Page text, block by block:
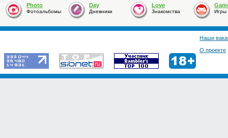
Photo
Фотоальбомы
Day
Дневники
Love
Знакомства Игры
Наши
О проекте